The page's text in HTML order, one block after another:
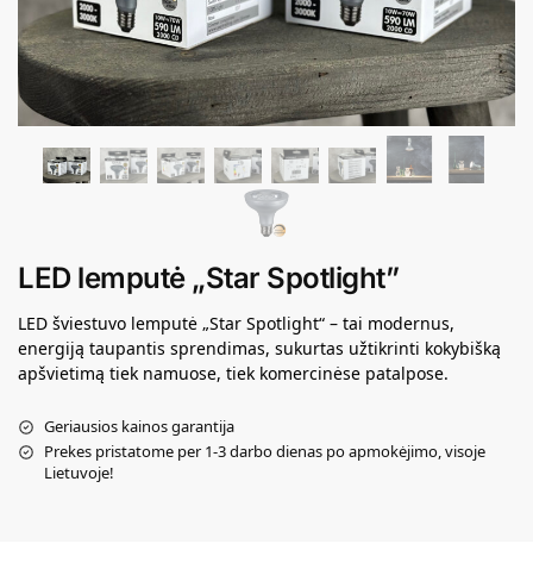
LED lemputė „Star Spotlight”
LED šviestuvo lemputė „Star Spotlight“ – tai modernus,
energiją taupantis sprendimas, sukurtas užtikrinti kokybišką
apšvietimą tiek namuose, tiek komercinėse patalpose.
Geriausios kainos garantija
Prekes pristatome per 1-3 darbo dienas po apmokėjimo, visoje
Lietuvoje!